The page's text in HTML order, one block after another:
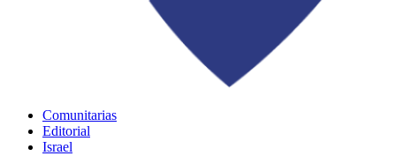
Comunitarias
Editorial
Israel